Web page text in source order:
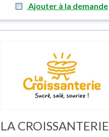
Ajouter à la demande
LA CROISSANTERIE